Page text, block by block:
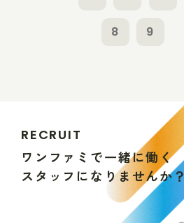
8 9
RECRUIT
ワ ン フ ァ ミ で一緒に働 く
ス タ ッ フ にな りま せんか？